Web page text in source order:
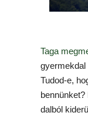
Taga
gyermekdal
Tudod-e,
dalból